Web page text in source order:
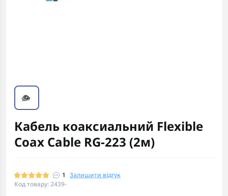
Кабель коаксиальний Flexible
Coax Cable RG-223 (2м)
1 Залишити відгук
Код товару: 2439-